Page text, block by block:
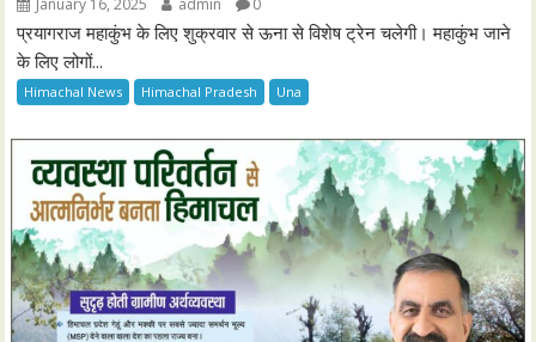
प्रयागराज महाकुंभ के लिए शुक्रवार से ऊना से विशेष ट्रेन चलेगी। महाकुंभ जाने
के लिए लोगों...
Himachal News Himachal Pradesh Una